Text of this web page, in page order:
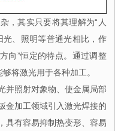
，其实只要将其理解为“人
光、照明等普通光相比，作
向”恒定的特点。通过调整
将激光用于各种加工。
并照射对象物、使金属局部
金加工领域引入激光焊接的
具有容易抑制热变形、容易